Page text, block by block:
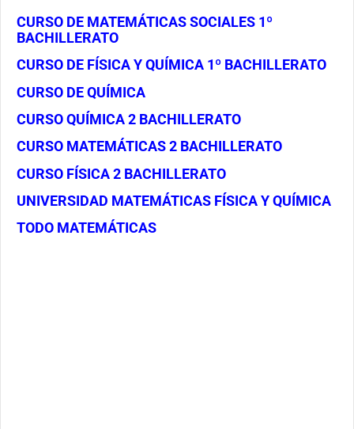
CURSO DE MATEMÁTICAS SOCIALES 1º
BACHILLERATO
CURSO DE FÍSICA Y QUÍMICA 1º BACHILLERATO
CURSO DE QUÍMICA
CURSO QUÍMICA 2 BACHILLERATO
CURSO MATEMÁTICAS 2 BACHILLERATO
CURSO FÍSICA 2 BACHILLERATO
UNIVERSIDAD MATEMÁTICAS FÍSICA Y QUÍMICA
TODO MATEMÁTICAS